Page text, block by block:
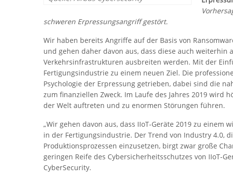
schweren Erpressungsangriff gestört.
Wir haben bereits Angriffe auf der Basis von
und gehen daher davon aus, dass diese auch
Verkehrsinfrastrukturen ausbreiten werden. Mit der
Fertigungsindustrie zu einem neuen Ziel. Die
Psychologie der Erpressung getrieben, dabei sind die
zum finanziellen Zweck. Im Laufe des Jahres 2019
der Welt auftreten und zu enormen Störungen führen.
„Wir gehen davon aus, dass IIoT-Geräte 2019 zu
in der Fertigungsindustrie. Der Trend von Industry 4.0,
Produktionsprozessen einzusetzen, birgt zwar große
geringen Reife des Cybersicherheitsschutzes von IIoT-
CyberSecurity.